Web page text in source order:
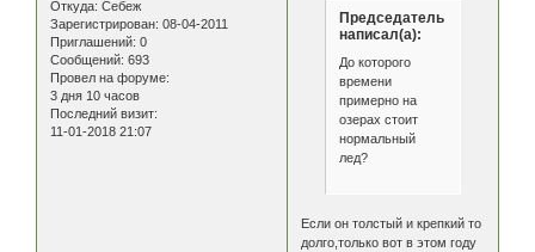
Откуда: Себеж
Зарегистрирован: 08-04-2011
Приглашений: 0
Сообщений: 693
Провел на форуме:
3 дня 10 часов
Последний визит:
11-01-2018 21:07
Председатель
написал(а):
До которого
времени
примерно на
озерах стоит
нормальный
лед?
Если он толстый и крепкий то
долго,только вот в этом году